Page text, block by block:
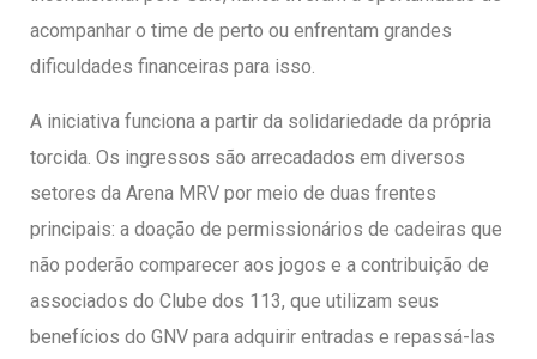
acompanhar o time de perto ou enfrentam grandes
dificuldades financeiras para isso.
A iniciativa funciona a partir da solidariedade da própria
torcida. Os ingressos são arrecadados em diversos
setores da Arena MRV por meio de duas frentes
principais: a doação de permissionários de cadeiras que
não poderão comparecer aos jogos e a contribuição de
associados do Clube dos 113, que utilizam seus
benefícios do GNV para adquirir entradas e repassá-las